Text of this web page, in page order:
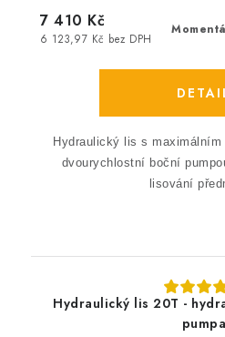
6 123,97 Kč bez DPH
7 410 Kč
Hydraulický lis s
dvourychlostní boční
lisování
Hydraulický lis 20T -
pumpa